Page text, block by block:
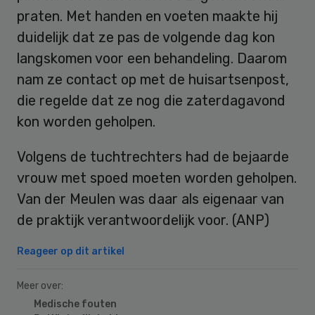
praten. Met handen en voeten maakte hij
duidelijk dat ze pas de volgende dag kon
langskomen voor een behandeling. Daarom
nam ze contact op met de huisartsenpost,
die regelde dat ze nog die zaterdagavond
kon worden geholpen.
Volgens de tuchtrechters had de bejaarde
vrouw met spoed moeten worden geholpen.
Van der Meulen was daar als eigenaar van
de praktijk verantwoordelijk voor. (ANP)
Reageer op dit artikel
Meer over:
Medische fouten